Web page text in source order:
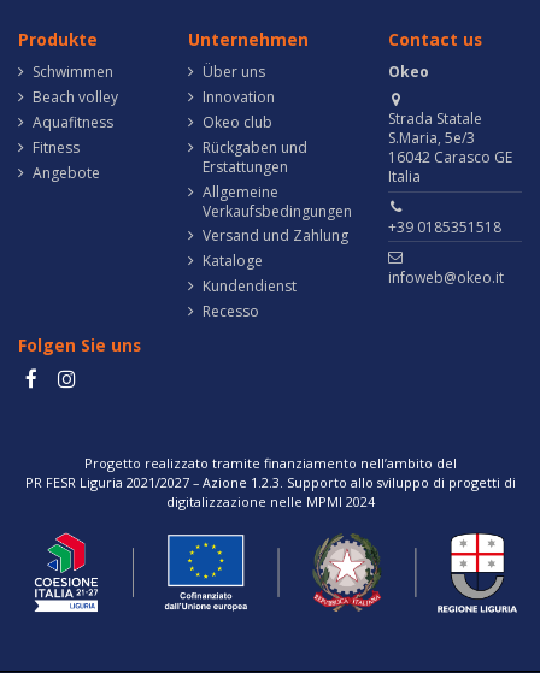
Produkte
Schwimmen
Beach volley
Aquafitness
Fitness
Angebote
Unternehmen
Über uns
Innovation
Okeo club
Rückgaben und
Erstattungen
Allgemeine
Verkaufsbedingungen
Versand und Zahlung
Kataloge
Kundendienst
Recesso
Contact us
Okeo
Strada Statale
S.Maria, 5e/3
16042 Carasco GE
Italia
+39 0185351518
infoweb@okeo.it
Folgen Sie uns
Progetto realizzato tramite finanziamento nell’ambito del
PR FESR Liguria 2021/2027 – Azione 1.2.3. Supporto allo sviluppo di progetti di
digitalizzazione nelle MPMI 2024